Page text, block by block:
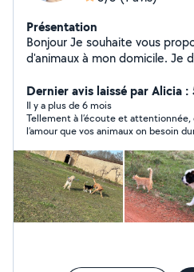
Présentation
Bonjour Je souhaite vous proposer de la garde
d'animaux à mon domicile. Je
Dernier avis laissé par Alicia :
Il y a plus de 6 mois
Tellement à l’écoute et
l’amour que vos animaux on besoin
mon chien chez vous !